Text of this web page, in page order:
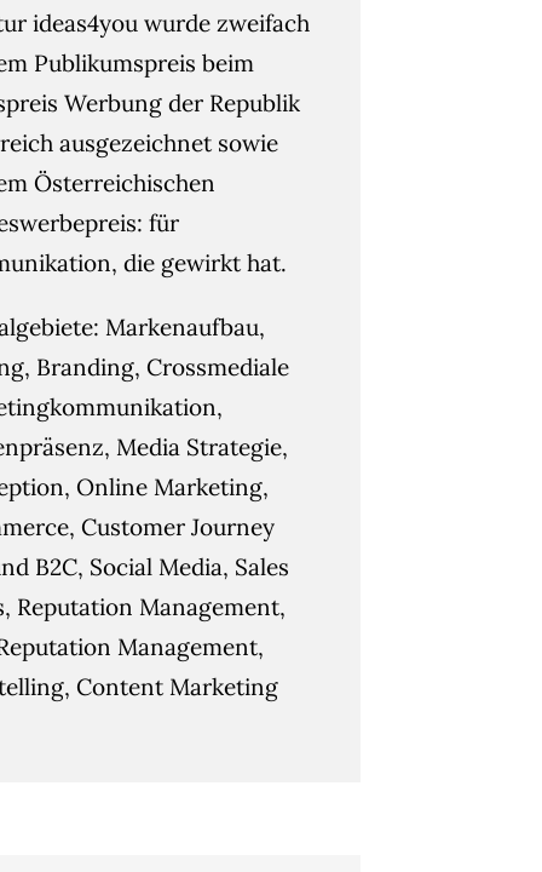
ideas4you wurde zweifach
Publikumspreis beim
Werbung der Republik
ausgezeichnet sowie
Österreichischen
für
die gewirkt hat.
Markenaufbau,
Branding, Crossmediale
Media Strategie,
Online Marketing,
Customer Journey
B2C, Social Media, Sales
Reputation Management,
Management,
Content Marketing